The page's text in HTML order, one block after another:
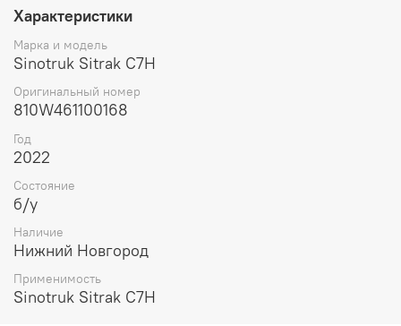
Характеристики
Марка и модель
Sinotruk Sitrak C7H
Оригинальный номер
810W461100168
Год
2022
Состояние
б/у
Наличие
Нижний Новгород
Применимость
Sinotruk Sitrak C7H